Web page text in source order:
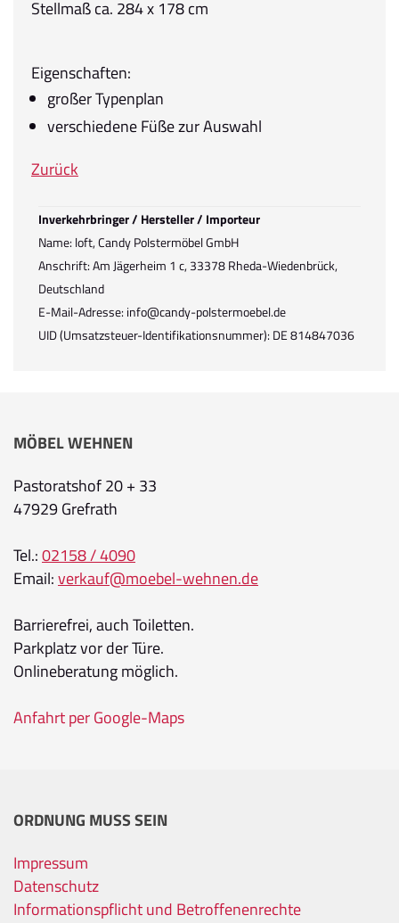
Stellmaß ca. 284 x 178 cm
Eigenschaften:
großer Typenplan
verschiedene Füße zur Auswahl
Zurück
Inverkehrbringer / Hersteller / Importeur
Name: loft, Candy Polstermöbel GmbH
Anschrift: Am Jägerheim 1 c, 33378 Rheda-Wiedenbrück,
Deutschland
E-Mail-Adresse: info@candy-polstermoebel.de
UID (Umsatzsteuer-Identifikationsnummer): DE 814847036
MÖBEL WEHNEN
Pastoratshof 20 + 33
47929 Grefrath
Tel.:02158 / 4090
Email:verkauf@moebel-wehnen.de
Barrierefrei, auch Toiletten.
Parkplatz vor der Türe.
Onlineberatung möglich.
Anfahrt per Google-Maps
ORDNUNG MUSS SEIN
Impressum
Datenschutz
Informationspflicht und Betroffenenrechte